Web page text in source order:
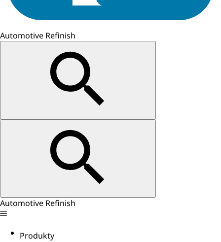
Automotive Refinish
Automotive Refinish
Produkty